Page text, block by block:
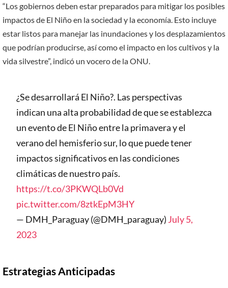
“Los gobiernos deben estar preparados para mitigar los posibles
impactos de El Niño en la sociedad y la economía. Esto incluye
estar listos para manejar las inundaciones y los desplazamientos
que podrían producirse, así como el impacto en los cultivos y la
vida silvestre”, indicó un vocero de la ONU.
¿Se desarrollará El Niño?. Las perspectivas
indican una alta probabilidad de que se establezca
un evento de El Niño entre la primavera y el
verano del hemisferio sur, lo que puede tener
impactos significativos en las condiciones
climáticas de nuestro país.
https://t.co/3PKWQLb0Vd
pic.twitter.com/8ztkEpM3HY
— DMH_Paraguay (@DMH_paraguay) July 5,
2023
Estrategias Anticipadas